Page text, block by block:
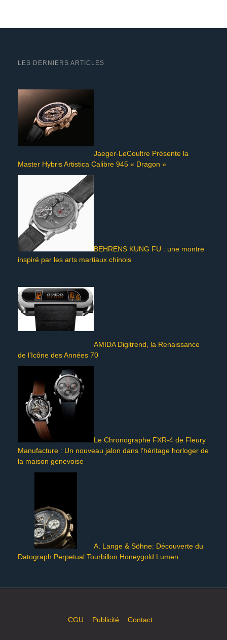
LES DERNIERS ARTICLES
Jaeger-LeCoultre Présente la
Master Hybris Artistica Calibre 945 « Dragon »
BEHRENS KUNG FU : une montre
inspiré par les arts martiaux chinois
AMIDA Digitrend, la Renaissance
de l’Icône des Années 70
Le Chronographe FXR-4 de Fleury
Manufacture : Un nouveau jalon dans l’héritage horloger de
la maison genevoise
A. Lange & Söhne: Découverte du
Datograph Perpetual Tourbillon Honeygold Lumen
CGU Publicité Contact